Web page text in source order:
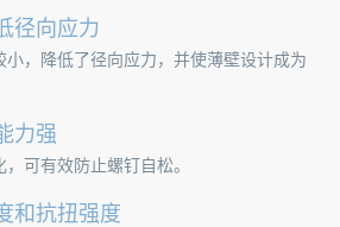
径向应力
小，降低了径向应力，并使薄壁设计成为
力强
可有效防止螺钉自松。
和抗扭强度